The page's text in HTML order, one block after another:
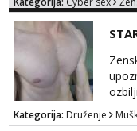
AKO
Kategorija: Druženje